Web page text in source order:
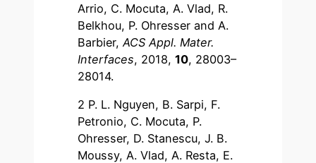
Arrio, C. Mocuta, A. Vlad, R.
Belkhou, P. Ohresser and A.
Barbier,ACS Appl. Mater.
Interfaces, 2018,10, 28003–
28014.
2 P. L. Nguyen, B. Sarpi, F.
Petronio, C. Mocuta, P.
Ohresser, D. Stanescu, J. B.
Moussy, A. Vlad, A. Resta, E.